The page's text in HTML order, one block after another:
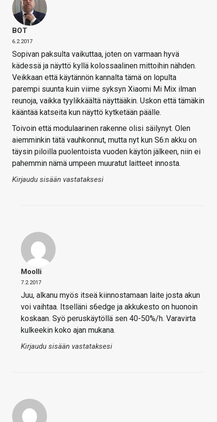
BOT
6.2.2017
Sopivan paksulta vaikuttaa, joten on varmaan hyvä
kädessä ja näyttö kyllä kolossaalinen mittoihin nähden.
Veikkaan että käytännön kannalta tämä on lopulta
parempi suunta kuin viime syksyn Xiaomi Mi Mix ilman
reunoja, vaikka tyylikkäältä näyttääkin. Uskon että tämäkin
kääntää katseita kun näyttö kytketään päälle.
Toivoin että modulaarinen rakenne olisi säilynyt. Olen
aiemminkin tätä vauhkonnut, mutta nyt kun S6:n akku on
täysin piloilla puolentoista vuoden käytön jälkeen, niin ei
pahemmin nämä umpeen muuratut laitteet innosta.
Kirjaudu sisään vastataksesi
Moolli
7.2.2017
Juu, alkanu myös itseä kiinnostamaan laite josta akun
voi vaihtaa. Itselläni s6edge ja akkukesto on huonoin
koskaan. Syö peruskäytöllä sen 40-50%/h. Varavirta
kulkeekin koko ajan mukana.
Kirjaudu sisään vastataksesi